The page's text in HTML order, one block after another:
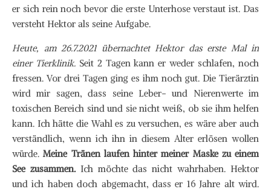
er sich rein noch bevor die erste Unterhose verstaut ist. Das
versteht Hektor als seine Aufgabe.
Heute, am 26.7.2021 übernachtet Hektor das erste Mal in
einer Tierklinik. Seit 2 Tagen kann er weder schlafen, noch
fressen. Vor drei Tagen ging es ihm noch gut. Die Tierärztin
wird mir sagen, dass seine Leber- und Nierenwerte im
toxischen Bereich sind und sie nicht weiß, ob sie ihm helfen
kann. Ich hätte die Wahl es zu versuchen, es wäre aber auch
verständlich, wenn ich ihn in diesem Alter erlösen wollen
würde.Meine Tränen laufen hinter meiner Maske zu einem
See zusammen.Ich möchte das nicht wahrhaben. Hektor
und ich haben doch abgemacht, dass er 16 Jahre alt wird.